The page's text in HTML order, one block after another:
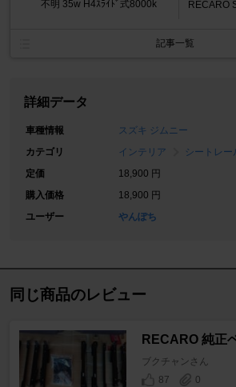
不明 35w H4ｽﾗｲﾄﾞ式8000k RECARO
記事一覧
詳細データ
車種情報
スズキ ジムニー
カテゴリ
インテリア
シートレー
定価
18,900 円
購入価格
18,900 円
ユーザー
やんぽち
同じ商品のレビュー
RECARO 純正
ブクチャンさん
87
0